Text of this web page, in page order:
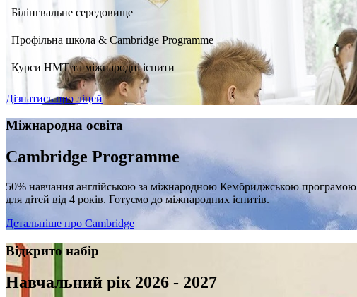
Білінгвальне середовище
Профільна школа & Cambridge Programme
Курси НМТ та міжнародні іспити
Дізнатись про ліцей
Міжнародна освіта
Cambridge Programme
50% навчання англійською за міжнародною Кембриджською програмою
для дітей від 4 років. Готуємо до міжнародних іспитів.
Детальніше про Cambridge
Відкрито набір
Навчальний рік 2026 - 2027